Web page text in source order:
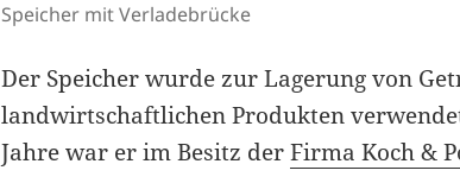
Speicher mit Verladebrücke
Der Speicher wurde zur Lagerung von
landwirtschaftlichen Produkten
Jahre war er im Besitz derFirma Koch &